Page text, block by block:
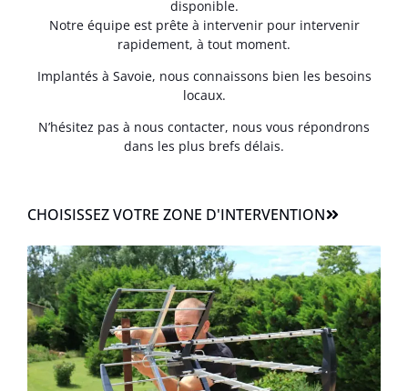
disponible.
Notre équipe est prête à intervenir pour intervenir
rapidement, à tout moment.
Implantés à Savoie, nous connaissons bien les besoins
locaux.
N’hésitez pas à nous contacter, nous vous répondrons
dans les plus brefs délais.
CHOISISSEZ VOTRE ZONE D'INTERVENTION